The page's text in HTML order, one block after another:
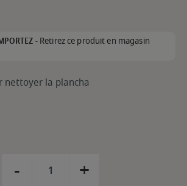
-Retirez ce produit en magasin
nettoyer la plancha
- +